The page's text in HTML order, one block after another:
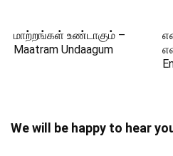
மாற்றங்கள் உண்டாகும் –
Maatram Undaagum
We will be happy to hear